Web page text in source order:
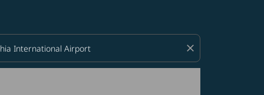
close